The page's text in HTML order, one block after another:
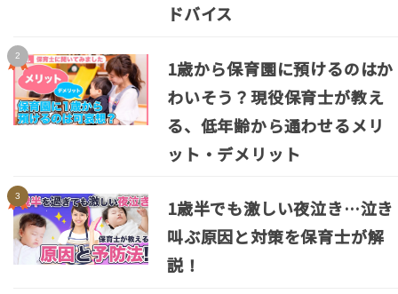
ドバイス
1歳から保育園に預けるのはか
わいそう？現役保育士が教え
る、低年齢から通わせるメリ
ット・デメリット
1歳半でも激しい夜泣き…泣き
叫ぶ原因と対策を保育士が解
説！